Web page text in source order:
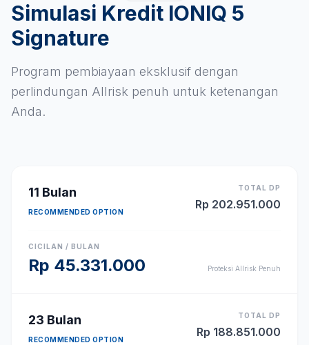
Simulasi Kredit IONIQ 5
Signature
Program pembiayaan eksklusif dengan
perlindungan Allrisk penuh untuk ketenangan
Anda.
11 Bulan
RECOMMENDED OPTION
TOTAL DP
Rp 202.951.000
CICILAN / BULAN
Rp 45.331.000 Proteksi Allrisk Penuh
23 Bulan
RECOMMENDED OPTION
TOTAL DP
Rp 188.851.000